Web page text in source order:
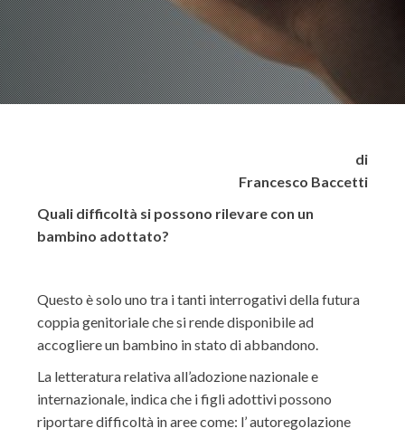
di
Francesco Baccetti
Quali difficoltà si possono rilevare con un
bambino adottato?
Questo è solo uno tra i tanti interrogativi della futura
coppia genitoriale che si rende disponibile ad
accogliere un bambino in stato di abbandono.
La letteratura relativa all’adozione nazionale e
internazionale, indica che i figli adottivi possono
riportare difficoltà in aree come: l’ autoregolazione